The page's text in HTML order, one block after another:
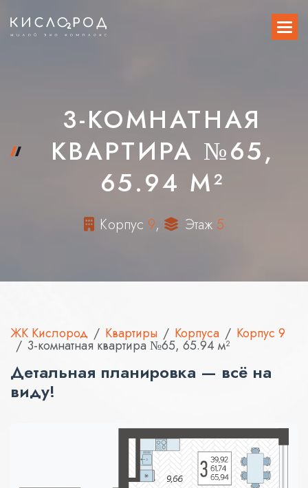
3-КОМНАТНАЯ
КВАРТИРА №65,
65.94 М²
Корпус 9, Этаж 5
ЖК Кислород Квартиры Корпуса Корпус 9
3-комнатная квартира №65, 65.94 м²
Детальная планировка — всё на
виду!